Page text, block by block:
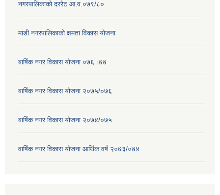
नगरपालिकाको दररेट आ.व.०७९/८०
माडी नगरपालिकाको क्षमता विकास योजना
बार्षिक नगर विकास योजना ०७६।७७
बार्षिक नगर विकास योजना २०७५/०७६
बार्षिक नगर विकास योजना २०७४/०७५
वार्षिक नगर विकास योजना आर्थिक वर्ष २०७३/०७४